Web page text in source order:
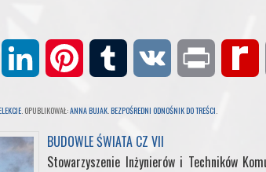
n
m
. OPUBLIKOWAŁ:ANNA BUJAK.BEZPOŚREDNI ODNOŚNIK DO TREŚCI.
BUDOWLE ŚWIATA CZ VII
Stowarzyszenie Inżynierów i Techników